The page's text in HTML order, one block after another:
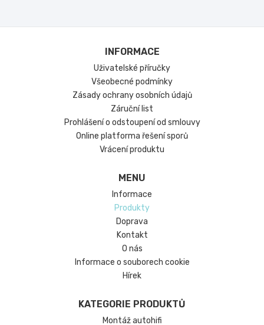
INFORMACE
Uživatelské příručky
Všeobecné podmínky
Zásady ochrany osobních údajů
Záruční list
Prohlášení o odstoupení od smlouvy
Online platforma řešení sporů
Vrácení produktu
MENU
Informace
Produkty
Doprava
Kontakt
O nás
Informace o souborech cookie
Hírek
KATEGORIE PRODUKTŮ
Montáž autohifi